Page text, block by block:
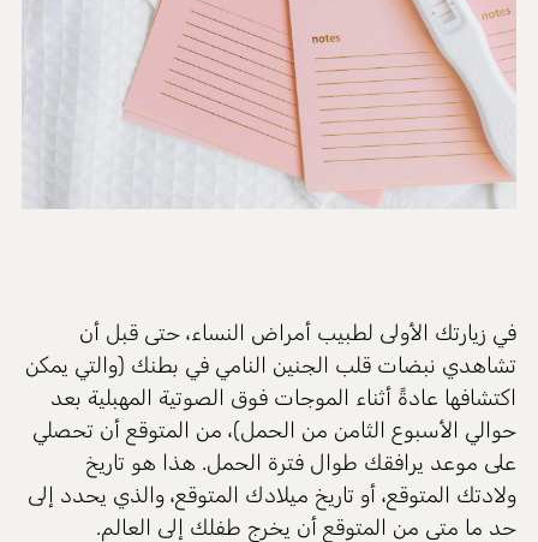
في زيارتك الأولى لطبيب أمراض النساء، حتى قبل أن
تشاهدي نبضات قلب الجنين النامي في بطنك (والتي يمكن
اكتشافها عادةً أثناء الموجات فوق الصوتية المهبلية بعد
حوالي الأسبوع الثامن من الحمل)، من المتوقع أن تحصلي
على موعد يرافقك طوال فترة الحمل. هذا هو تاريخ
ولادتك المتوقع، أو تاريخ ميلادك المتوقع، والذي يحدد إلى
حد ما متى من المتوقع أن يخرج طفلك إلى العالم.